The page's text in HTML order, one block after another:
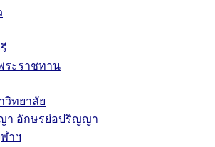
ระราชทาน
วิทยาลัย
า อักษรย่อปริญญา
าฯ